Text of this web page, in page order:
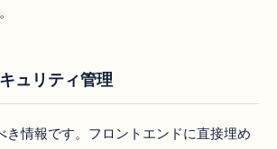
ュリティ管理
き情報です。フロントエンドに直接埋め